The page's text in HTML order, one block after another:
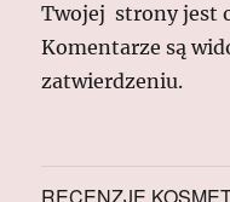
Twojej strony jest
Komentarze są
zatwierdzeniu.
RECENZJE